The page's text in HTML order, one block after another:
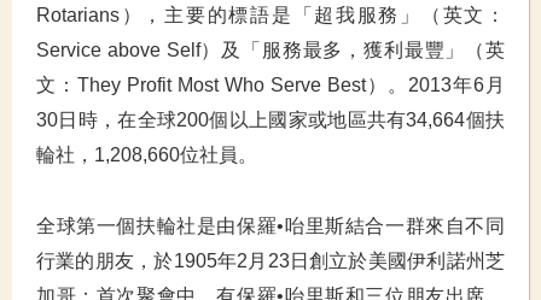
Rotarians），主要的標語是「超我服務」（英文：
Service above Self）及「服務最多，獲利最豐」（英
文：They Profit Most Who Serve Best）。 2013年6月
30日時，在全球200個以上國家或地區共有34,664個扶
輪社，1,208,660位社員。
全球第一個扶輪社是由保羅•咍里斯結合一群來自不同
行業的朋友，於1905年2月23日創立於美國伊利諾州芝
加哥；首次聚會中，有保羅•咍里斯和三位朋友出席。